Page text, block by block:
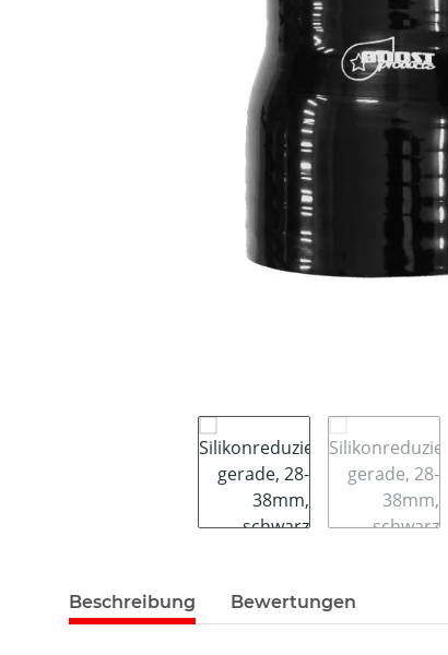
Beschreibung Bewertungen